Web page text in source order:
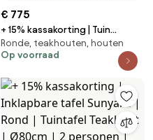
€ 775
+ 15% kassakorting | Tuin
eettafel ROUGH | Rond |
Tuintafel Teakhout | Ø150cm | 6
Tuinmeubelen
Ronde, teakhouten, houten
Op voorraad